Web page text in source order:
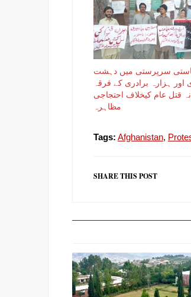
سرپرستی میں دہشت
اور ہزارہ برادری کے فرقہ
قتل عام کیخلاف احتجاجی
مظاہرہ
Tags: Afghanistan,
SHARE THIS POST